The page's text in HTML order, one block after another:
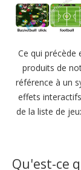
Ce qui précède
produits de
référence à un
effets
de la liste de
Qu'est-ce